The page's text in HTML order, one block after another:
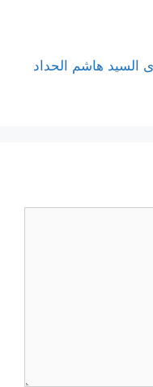
السيد هاشم الحداد